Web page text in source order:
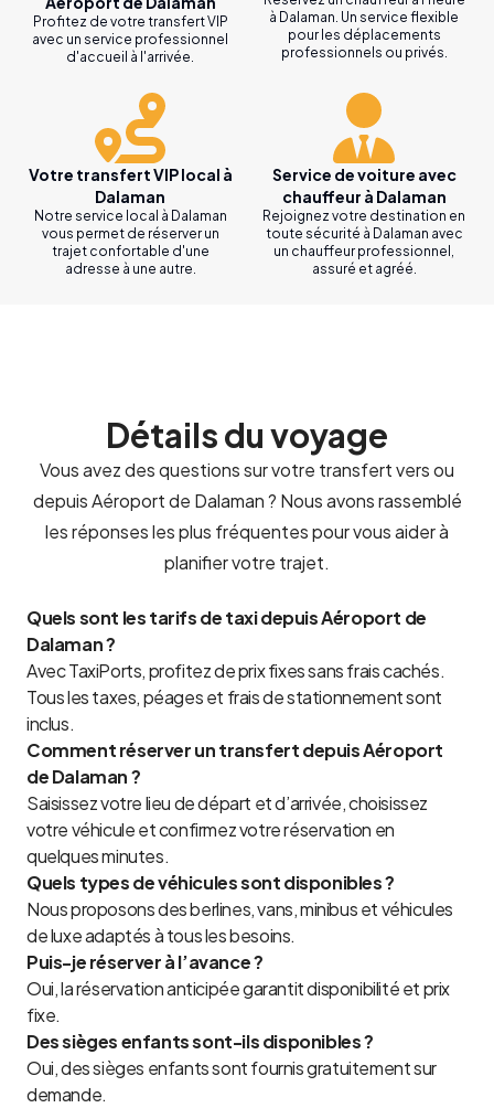
Profitez de votre transfert VIP
avec un service professionnel
d'accueil à l'arrivée.
à Dalaman. Un service flexible
pour les déplacements
professionnels ou privés.
Votre transfert VIP local à
Dalaman
Notre service local à Dalaman
vous permet de réserver un
trajet confortable d'une
adresse à une autre.
Service de voiture avec
chauffeur à Dalaman
Rejoignez votre destination en
toute sécurité à Dalaman avec
un chauffeur professionnel,
assuré et agréé.
Détails du voyage
Vous avez des questions sur votre transfert vers ou
depuis Aéroport de Dalaman ? Nous avons rassemblé
les réponses les plus fréquentes pour vous aider à
planifier votre trajet.
Quels sont les tarifs de taxi depuis Aéroport de
Dalaman ?
Avec TaxiPorts, profitez de prix fixes sans frais cachés.
Tous les taxes, péages et frais de stationnement sont
inclus.
Comment réserver un transfert depuis Aéroport
de Dalaman ?
Saisissez votre lieu de départ et d’arrivée, choisissez
votre véhicule et confirmez votre réservation en
quelques minutes.
Quels types de véhicules sont disponibles ?
Nous proposons des berlines, vans, minibus et véhicules
de luxe adaptés à tous les besoins.
Puis-je réserver à l’avance ?
Oui, la réservation anticipée garantit disponibilité et prix
fixe.
Des sièges enfants sont-ils disponibles ?
Oui, des sièges enfants sont fournis gratuitement sur
demande.